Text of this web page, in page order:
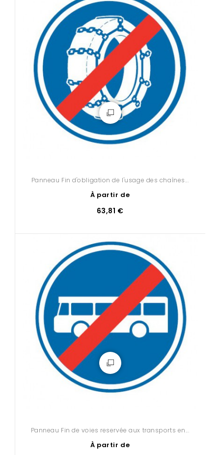
Panneau Fin d'obligation de l'usage des chaînes...
À partir de
63,81 €
Panneau Fin de voies reservée aux transports en...
À partir de